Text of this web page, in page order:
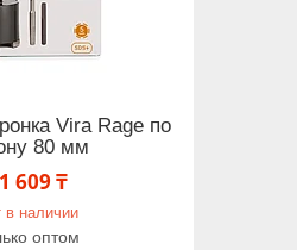
Vira Rage по
80 мм
609 ₸
в наличии
оптом